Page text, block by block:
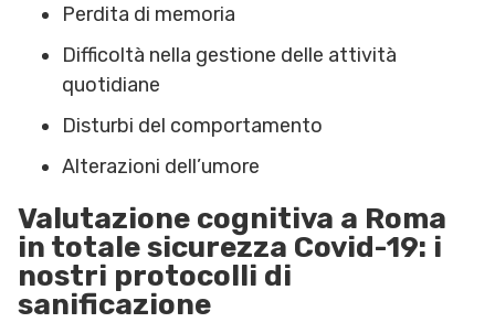
Perdita di memoria
Difficoltà nella gestione delle attività
quotidiane
Disturbi del comportamento
Alterazioni dell’umore
Valutazione cognitiva a Roma
in totale sicurezza Covid-19: i
nostri protocolli di
sanificazione